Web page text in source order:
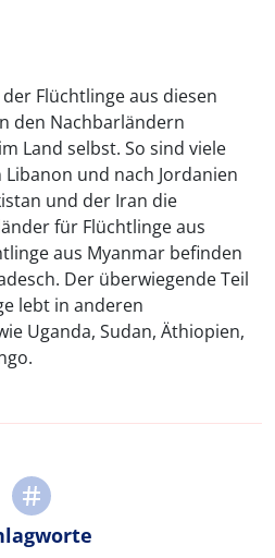
Flüchtlinge aus diesen
den Nachbarländern
Land selbst. So sind viele
und nach Jordanien
und der Iran die
für Flüchtlinge aus
aus Myanmar befinden
Der überwiegende Teil
lebt in anderen
Uganda, Sudan, Äthiopien,